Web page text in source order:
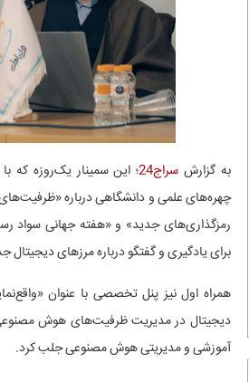
به گزارش سراج24
؛ این سمینار یک‌روزه که
چهره‌های علمی و دانشگاهی درباره
رمزگذاری‌های جدید» و «هفته جهانی سواد
برای یادگیری و گفتگو درباره مرزهای
همراه اول نیز پنل تخصصی با عنوان
دیجیتال در مدیریت ظرفیت‌های هوش مصنوعی
آموزشی و مدیریتی هوش مصنوعی جلب کرد.